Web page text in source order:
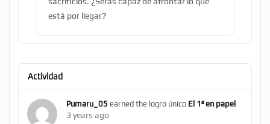
está por llegar?
Actividad
Pumaru_05 earned the logro único El 1º en papel
3 years ago